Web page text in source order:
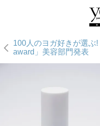
100人のヨガ好きが選ぶ
award」美容部門発表